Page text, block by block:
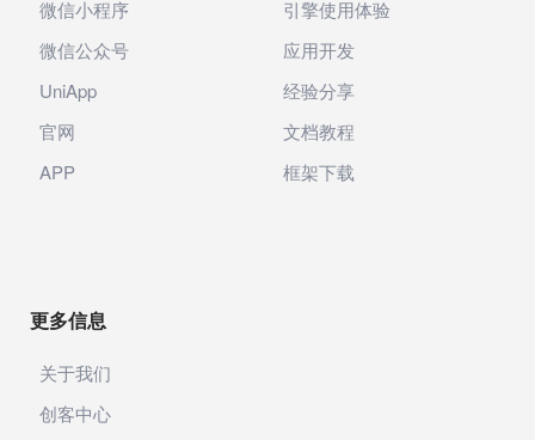
微信小程序
微信公众号
UniApp
官网
APP
引擎使用体验
应用开发
经验分享
文档教程
框架下载
更多信息
关于我们
创客中心